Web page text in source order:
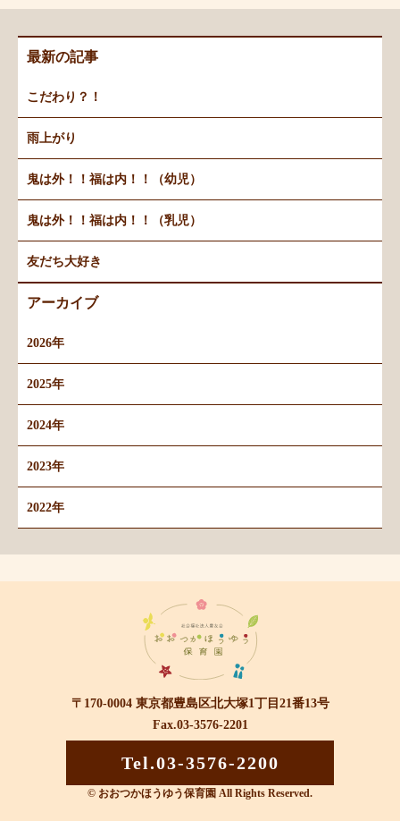
最新の記事
こだわり？！
雨上がり
鬼は外！！福は内！！（幼児）
鬼は外！！福は内！！（乳児）
友だち大好き
アーカイブ
2026年
2025年
2024年
2023年
2022年
〒170-0004 東京都豊島区北大塚1丁目21番13号
Fax.03-3576-2201
Tel.03-3576-2200
© おおつかほうゆう保育園 All Rights Reserved.